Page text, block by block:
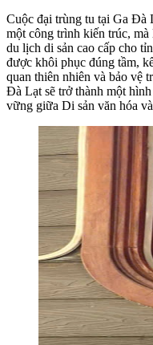
Cuộc đại trùng tu tại Ga Đà
một công trình kiến trúc,
du lịch di sản cao cấp cho
được khôi phục đúng tầm,
quan thiên nhiên và bảo vệ
Đà Lạt sẽ trở thành một
vững giữa Di sản văn hóa